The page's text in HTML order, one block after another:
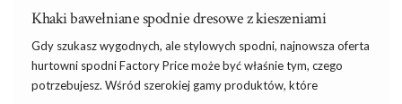
Khaki bawełniane spodnie dresowe z kieszeniami
Gdy szukasz wygodnych, ale stylowych spodni, najnowsza oferta
hurtowni spodni Factory Price może być właśnie tym, czego
potrzebujesz. Wśród szerokiej gamy produktów, które